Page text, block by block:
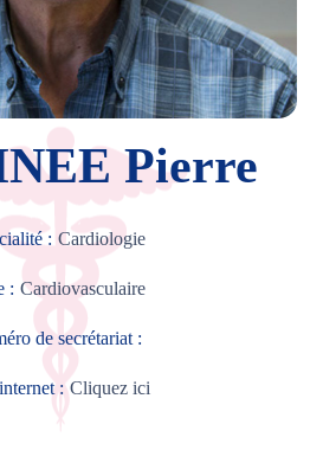
Pierre
: Cardiologie
: Cardiovasculaire
de secrétariat :
: Cliquez ici